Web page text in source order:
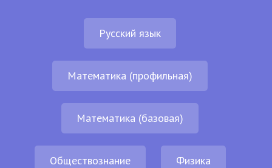
Русский язык
Математика (профильная)
Математика (базовая)
Обществознание Физика